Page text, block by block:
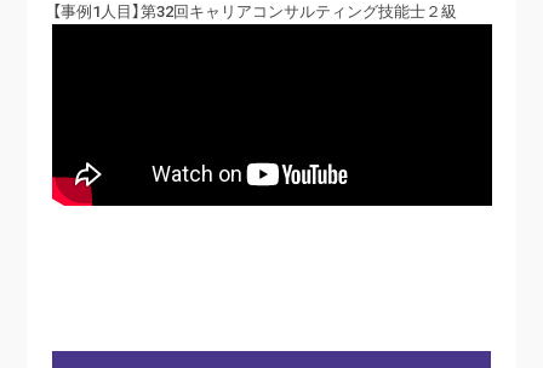
【事例1人目】第32回キャリアコンサルティング技能士２級